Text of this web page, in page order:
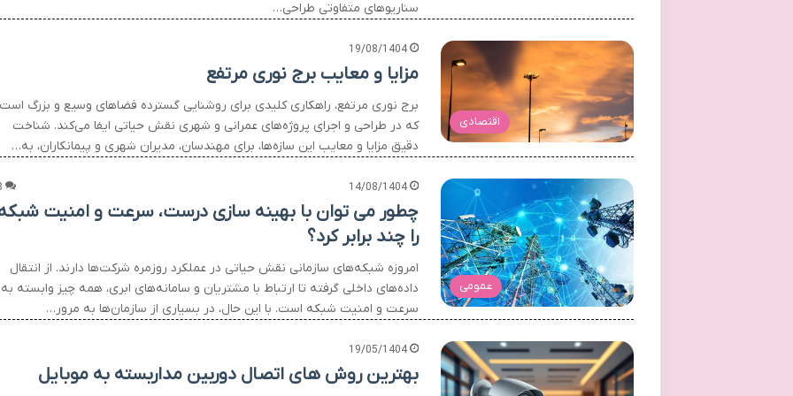
سناریوهای متفاوتی طراحی…
اقتصادی
19/08/1404
مزایا و معایب برج نوری مرتفع
برج نوری مرتفع، راهکاری کلیدی برای روشنایی گسترده فضاهای وسیع و بزرگ
که در طراحی و اجرای پروژه‌های عمرانی و شهری نقش حیاتی ایفا می‌کند. شناخت
دقیق مزایا و معایب این سازه‌ها، برای مهندسان، مدیران شهری و پیمانکاران، به…
عمومی
14/08/1404
چطور می توان با بهینه سازی درست، سرعت و امنیت
را چند برابر کرد؟
امروزه شبکه‌های سازمانی نقش حیاتی در عملکرد روزمره شرکت‌ها دارند. از انتقال
داده‌های داخلی گرفته تا ارتباط با مشتریان و سامانه‌های ابری، همه چیز وابسته به
سرعت و امنیت شبکه است. با این حال، در بسیاری از سازمان‌ها به مرور…
19/05/1404
بهترین روش های اتصال دوربین مداربسته به موبایل